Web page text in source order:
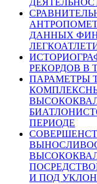
ДАННЫХ
РЕКОРДОВ В
ПАРАМЕТРЫ
ПЕРИОДЕ
И ПОД